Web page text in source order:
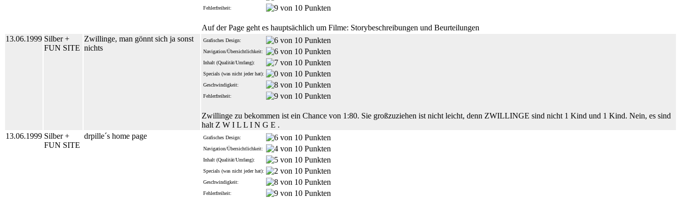
Fehlerfreiheit:
Auf der Page geht es hauptsächlich um Filme: Storybeschreibungen und Beurteilungen
13.06.1999 Silber +
FUN SITE
Zwillinge, man gönnt sich ja sonst
nichts
Grafisches Design:
Navigation/Übersichtlichkeit:
Inhalt (Qualität/Umfang):
Specials (was nicht jeder hat):
Geschwindigkeit:
Fehlerfreiheit:
Zwillinge zu bekommen ist ein Chance von 1:80. Sie großzuziehen ist nicht leicht, denn ZWILLINGE sind nicht 1 Kind und 1 Kind. Nein, es sind
halt Z W I L L I N G E .
13.06.1999 Silber +
FUN SITE
drpille´s home page
Grafisches Design:
Navigation/Übersichtlichkeit:
Inhalt (Qualität/Umfang):
Specials (was nicht jeder hat):
Geschwindigkeit:
Fehlerfreiheit: